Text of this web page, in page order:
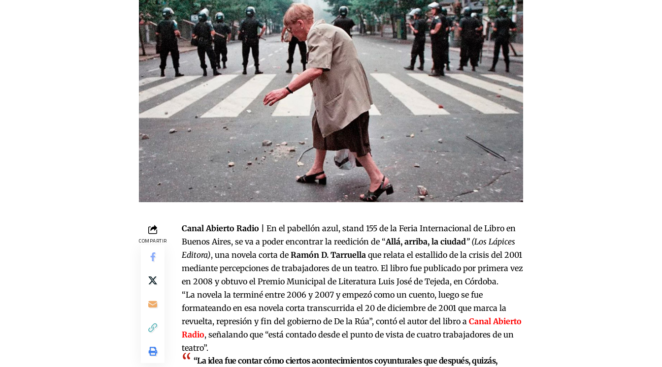
COMPARTIR
Canal Abierto Radio |
En el pabellón azul, stand 155 de la Feria Internacional de Libro en
Buenos Aires, se va a poder encontrar la reedición de “Allá, arriba, la ciudad” (Los Lápices
Editora), una novela corta deRamón D. Tarruellaque relata el estallido de la crisis del 2001
mediante percepciones de trabajadores de un teatro. El libro fue publicado por primera vez
en 2008 y obtuvo el Premio Municipal de Literatura Luis José de Tejeda, en Córdoba.
“La novela la terminé entre 2006 y 2007 y empezó como un cuento, luego se fue
formateando en esa novela corta transcurrida el 20 de diciembre de 2001 que marca la
revuelta, represión y fin del gobierno de De la Rúa”, contó el autor del libro a Canal Abierto
Radio, señalando que “está contado desde el punto de vista de cuatro trabajadores de un
teatro”.
“La idea fue contar cómo ciertos acontecimientos coyunturales que después, quizás,